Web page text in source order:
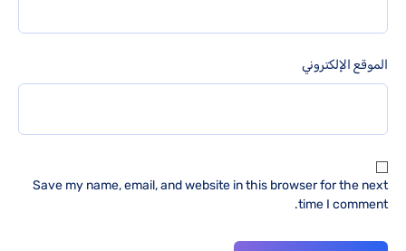
الموقع الإلكتروني
Save my name, email, and website in this browser for the next
time I comment.